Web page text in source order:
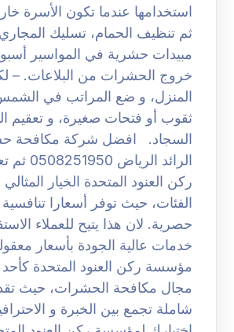
استخدامها عندما تكون الأسرة
ثم تنظيف الحمام، تسليك
مبيدات حشرية في المواسير
خروج الحشرات من البلاعات. –
المنزل، و ضع المراتب في
ثقوب أو فتحات صغيرة، و تعقيم
السجاد. افضل شركة مكافحة
الرائد
ركن العنود المتحدة الخيار
الفئات، حيث توفر أسعارا
حصرية. لان هذا يتيح للعملاء
خدمات عالية الجودة بأسعار
مؤسسة ركن العنود المتحدة كأحد
مجال مكافحة الحشرات، حيث
شاملة تجمع بين الخبرة و